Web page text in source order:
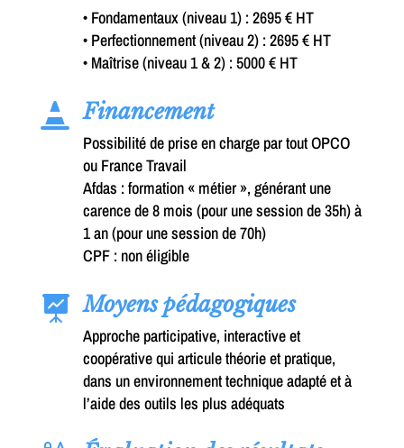
• Fondamentaux (niveau 1) : 2695 € HT
• Perfectionnement (niveau 2) : 2695 € HT
• Maîtrise (niveau 1 & 2) : 5000 € HT
 Financement
Possibilité de prise en charge par tout OPCO
ou France Travail
Afdas : formation « métier », générant une
carence de 8 mois (pour une session de 35h) à
1 an (pour une session de 70h)
CPF : non éligible
 Moyens pédagogiques
Approche participative, interactive et
coopérative qui articule théorie et pratique,
dans un environnement technique adapté et à
l’aide des outils les plus adéquats